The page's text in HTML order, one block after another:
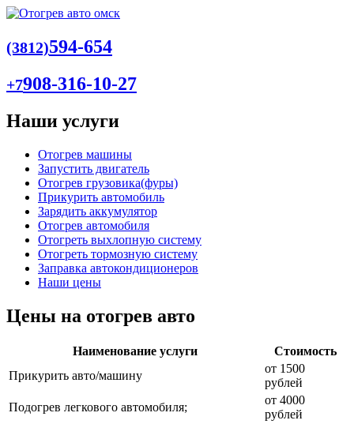
(3812)594-654
+7908-316-10-27
Наши услуги
Отогрев машины
Запустить двигатель
Отогрев грузовика(фуры)
Прикурить автомобиль
Зарядить аккумулятор
Отогрев автомобиля
Отогреть выхлопную систему
Отогреть тормозную систему
Заправка автокондиционеров
Наши цены
Цены на отогрев авто
Наименование услуги
Стоимость
Прикурить авто/машину
от 1500
рублей
Подогрев легкового автомобиля;
от 4000
рублей